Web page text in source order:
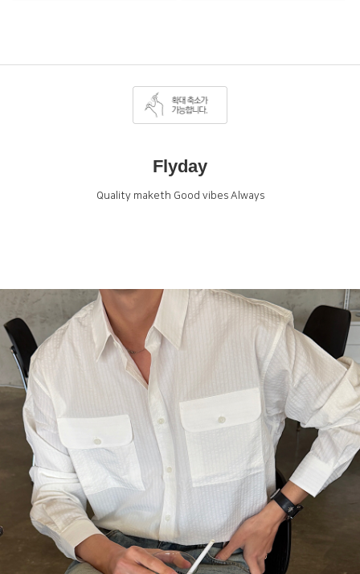
Flyday
Quality maketh Good vibes Always